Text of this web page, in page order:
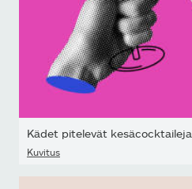
Kädet pitelevät kesäcocktaileja
Kuvitus